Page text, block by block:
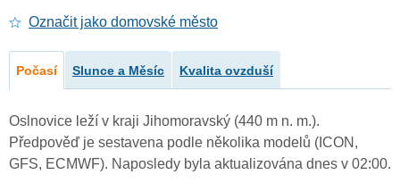
Označit jako domovské město
Počasí Slunce a Měsíc Kvalita ovzduší
Oslnovice leží v kraji Jihomoravský (440 m n. m.).
Předpověď je sestavena podle několika modelů (ICON,
GFS, ECMWF). Naposledy byla aktualizována dnes v 02:00.